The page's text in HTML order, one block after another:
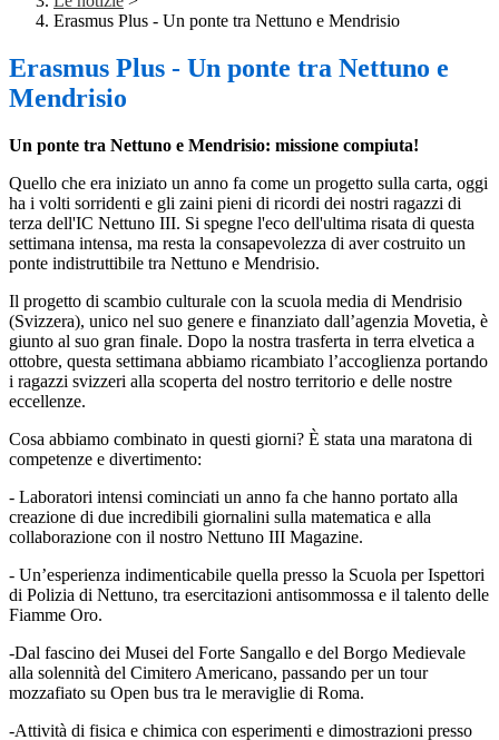
Erasmus Plus - Un ponte tra Nettuno e Mendrisio
Erasmus Plus - Un ponte tra Nettuno e
Mendrisio
Un ponte tra Nettuno e Mendrisio: missione compiuta!
Quello che era iniziato un anno fa come un progetto sulla carta, oggi
ha i volti sorridenti e gli zaini pieni di ricordi dei nostri ragazzi di
terza dell'IC Nettuno III. Si spegne l'eco dell'ultima risata di questa
settimana intensa, ma resta la consapevolezza di aver costruito un
ponte indistruttibile tra Nettuno e Mendrisio.
Il progetto di scambio culturale con la scuola media di Mendrisio
(Svizzera), unico nel suo genere e finanziato dall’agenzia Movetia, è
giunto al suo gran finale. Dopo la nostra trasferta in terra elvetica a
ottobre, questa settimana abbiamo ricambiato l’accoglienza portando
i ragazzi svizzeri alla scoperta del nostro territorio e delle nostre
eccellenze.
Cosa abbiamo combinato in questi giorni? È stata una maratona di
competenze e divertimento:
- Laboratori intensi cominciati un anno fa che hanno portato alla
creazione di due incredibili giornalini sulla matematica e alla
collaborazione con il nostro Nettuno III Magazine.
- Un’esperienza indimenticabile quella presso la Scuola per Ispettori
di Polizia di Nettuno, tra esercitazioni antisommossa e il talento delle
Fiamme Oro.
-Dal fascino dei Musei del Forte Sangallo e del Borgo Medievale
alla solennità del Cimitero Americano, passando per un tour
mozzafiato su Open bus tra le meraviglie di Roma.
-Attività di fisica e chimica con esperimenti e dimostrazioni presso